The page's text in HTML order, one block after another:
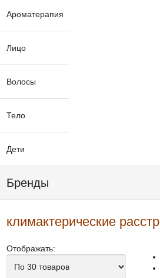
Ароматерапия
Лицо
Волосы
Тело
Дети
Бренды
климактерические
Отображать: